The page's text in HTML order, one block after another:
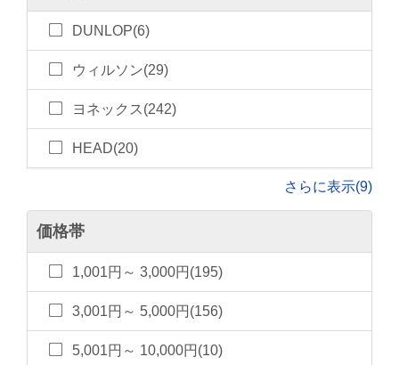
DUNLOP(6)
ウィルソン(29)
ヨネックス(242)
HEAD(20)
さらに表示(9)
価格帯
1,001円～ 3,000円(195)
3,001円～ 5,000円(156)
5,001円～ 10,000円(10)